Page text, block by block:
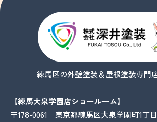
練馬区の外壁塗装＆屋根塗装専門
【練馬大泉学園店ショールーム】
〒178-0061 東京都練馬区大泉学園町1丁